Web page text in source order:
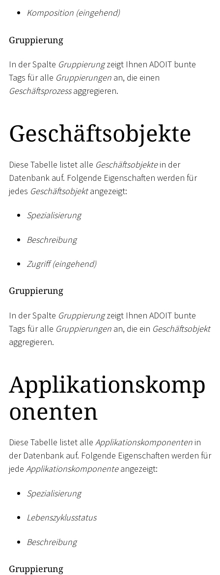
Komposition (eingehend)
Gruppierung
In der Spalte Gruppierungzeigt Ihnen ADOIT bunte
Tags für alle Gruppierungen an, die einen
Geschäftsprozessaggregieren.
Geschäftsobjekte
Diese Tabelle listet alle Geschäftsobjektein der
Datenbank auf. Folgende Eigenschaften werden für
jedes Geschäftsobjektangezeigt:
Spezialisierung
Beschreibung
Zugriff (eingehend)
Gruppierung
In der Spalte Gruppierungzeigt Ihnen ADOIT bunte
Tags für alle Gruppierungen an, die ein Geschäftsobjekt
aggregieren.
Applikationskomp
onenten
Diese Tabelle listet alle Applikationskomponenten in
der Datenbank auf. Folgende Eigenschaften werden für
jede Applikationskomponenteangezeigt:
Spezialisierung
Lebenszyklusstatus
Beschreibung
Gruppierung